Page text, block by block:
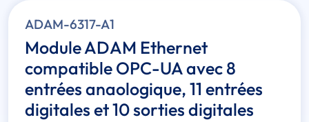
ADAM-6317-A1
Module ADAM Ethernet
compatible OPC-UA avec 8
entrées anaologique, 11 entrées
digitales et 10 sorties digitales